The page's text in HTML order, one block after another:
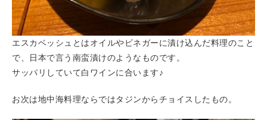
エスカベッシュとはオイルやビネガーに漬け込んだ料理のこと
で、日本で言う南蛮漬けのようなものです。
サッパリしていて白ワインに合います♪
お次は地中海料理ならではタジンからチョイスしたもの。